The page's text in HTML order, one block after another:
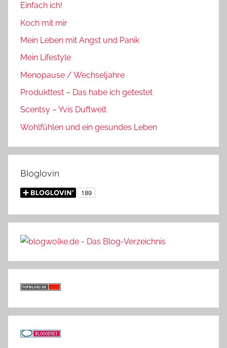
Einfach ich!
Koch mit mir
Mein Leben mit Angst und Panik
Mein Lifestyle
Menopause / Wechseljahre
Produkttest – Das habe ich getestet
Scentsy – Yvis Duftwelt
Wohlfühlen und ein gesundes Leben
Bloglovin